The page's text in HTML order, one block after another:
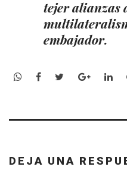
tejer alianzas
embajador.
WhatsApp
Facebook
Twitter
DEJA UNA